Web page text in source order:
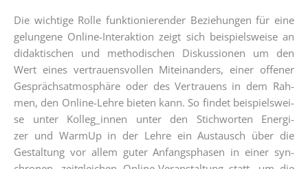
Die wich­ti­ge Rol­le funk­tio­nie­ren­der Bezie­hun­gen für eine
gelun­ge­ne Online-Inter­ak­ti­on zeigt sich bei­spiels­wei­se an
didak­ti­schen und metho­di­schen Dis­kus­sio­nen um den
Wert eines ver­trau­ens­vol­len Mit­ein­an­ders, einer offe­ner
Gesprächs­at­mo­sphä­re oder des Ver­trau­ens in dem Rah­
men, den Online-Leh­re bie­ten kann. So fin­det bei­spiels­wei­
se unter Kolleg_innen unter den Stich­wor­ten Ener­gi­
zer und War­mUp in der Leh­re ein Aus­tausch über die
Gestal­tung vor allem guter Anfangs­pha­sen in einer syn­